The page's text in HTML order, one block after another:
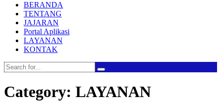
BERANDA
TENTANG
JAJARAN
Portal Aplikasi
LAYANAN
KONTAK
Category: LAYANAN